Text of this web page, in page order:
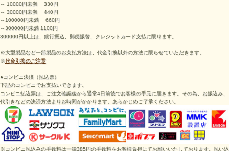
～ 10000円未満 330円
～ 30000円未満 440円
～100000円未満 660円
～300000円未満 1100円
300000円以上は、銀行振込、郵便振替、クレジットカード支払に限ります。
※大型製品など一部製品のお支払方法は、代金引換以外の方法に限らせていただきます。
※代金引換のご注意
●コンビニ決済（払込票）
下記のコンビニでお支払いできます。
コンビニ払込票は、ご注文確認後から通常4日前後でお客様の手元に届きます。その為、お振込み、
代引きなどの決済方法よりお時間がかかります。あらかじめご了承ください。
※コンビニ払込みの手数料は一律385円の手数料をお客様負担にてお願いいたしております。払い込